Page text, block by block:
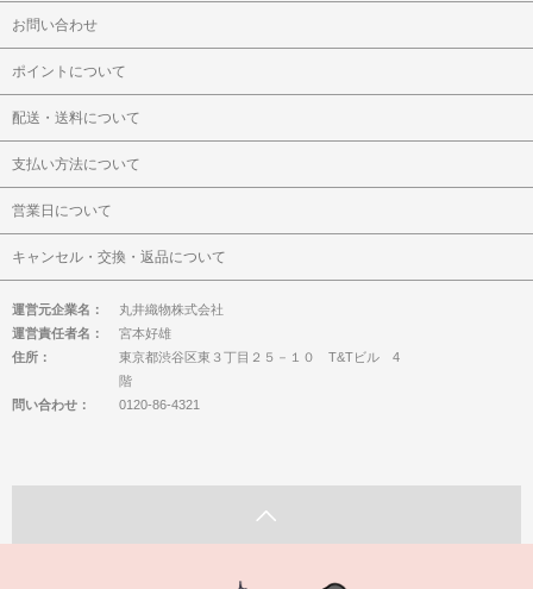
お問い合わせ
ポイントについて
配送・送料について
支払い方法について
営業日について
キャンセル・交換・返品について
運営元企業名：
丸井織物株式会社
運営責任者名：
宮本好雄
住所：
東京都渋谷区東３丁目２５－１０ T&Tビル 4
階
問い合わせ：
0120-86-4321